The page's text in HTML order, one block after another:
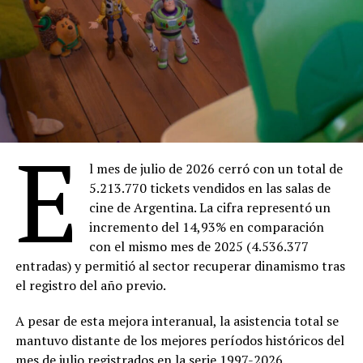
Viernes 7
18:30 – Ahí donde no estás
(Entrada $4.000)
20:30 –
Facultad(Entrada gratuita)
Sábado 8
18:30 –
Ahí donde no estás(Entrada $4.000)
20:30 –
The Thing
(Entrada $4.000)
Domingo 9
18:00 –Ahí donde no estás(Entrada $4.000)
20:00 –Dios y el diablo en la tierra del solen 16
mm ($Entrada 4.000)
Lunes 10
18:30 –Ahí donde no estás (Entrada $4.000)
20:30 –Marcado para matar(Entrada gratuita)
18:30 –Ahí donde no estás(Entrada $4.000)
20:30 –Trilogy of Terror(Entrada $4.000)
E
l mes de julio de 2026 cerró con un total de
5.213.770 tickets vendidos en las salas de
cine de Argentina. La cifra representó un
incremento del 14,93% en comparación
con el mismo mes de 2025 (4.536.377
entradas) y permitió al sector recuperar dinamismo tras
el registro del año previo.
A pesar de esta mejora interanual, la asistencia total se
mantuvo distante de los mejores períodos históricos del